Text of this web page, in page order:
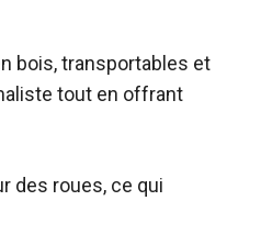
bois, transportables et
tout en offrant
des roues, ce qui